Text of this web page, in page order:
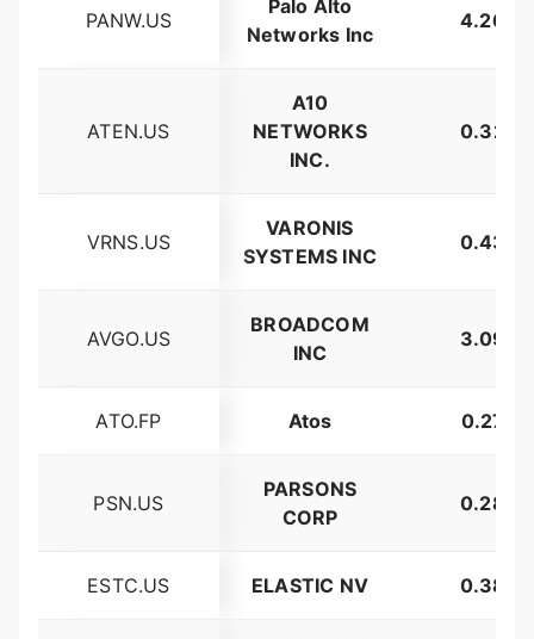
PANW.US
Palo Alto
Networks Inc
4.26%
ATEN.US
A10
NETWORKS
INC.
0.32%
VRNS.US
VARONIS
SYSTEMS INC
0.43%
AVGO.US
BROADCOM
INC
3.09%
ATO.FP Atos 0.27%
PSN.US
PARSONS
CORP
0.28%
ESTC.US ELASTIC NV 0.38%